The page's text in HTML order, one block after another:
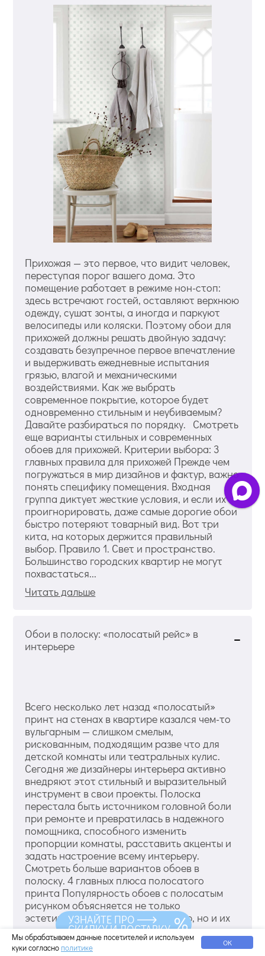
Прихожая — это первое, что видит человек,
переступая порог вашего дома. Это
помещение работает в режиме нон-стоп:
здесь встречают гостей, оставляют верхнюю
одежду, сушат зонты, а иногда и паркуют
велосипеды или коляски. Поэтому обои для
прихожей должны решать двойную задачу:
создавать безупречное первое впечатление
и выдерживать ежедневные испытания
грязью, влагой и механическими
воздействиями. Как же выбрать
современное покрытие, которое будет
одновременно стильным и неубиваемым?
Давайте разбираться по порядку. Смотреть
еще варианты стильных и современных
обоев для прихожей. Критерии выбора: 3
главных правила для прихожей Прежде чем
погружаться в мир дизайнов и фактур, важно
понять специфику помещения. Входная
группа диктует жесткие условия, и если их
проигнорировать, даже самые дорогие обои
быстро потеряют товарный вид. Вот три
кита, на которых держится правильный
выбор. Правило 1. Свет и пространство.
Большинство городских квартир не могут
похвастаться...
Читать дальше
Обои в полоску: «полосатый рейс» в
интерьере
Всего несколько лет назад «полосатый»
принт на стенах в квартире казался чем-то
вульгарным — слишком смелым,
рискованным, подходящим разве что для
детской комнаты или театральных кулис.
Сегодня же дизайнеры интерьера активно
внедряют этот стильный и выразительный
инструмент в свои проекты. Полоска
перестала быть источником головной боли
при ремонте и превратилась в надежного
помощника, способного изменить
пропорции комнаты, расставить акценты и
задать настроение всему интерьеру.
Смотреть больше вариантов обоев в
полоску. 4 главных плюса полосатого
принта Популярность обоев с полосатым
рисунком объясняется не только
эстетической привлекательностью, но и их
уникальной функциональностью. Полоса —
это тот редкий принт, который
Мы обрабатываем данные посетителей и используем
куки согласно политике ОК
УЗНАЙТЕ ПРО
СКИДКУ И ДОСТАВКУ